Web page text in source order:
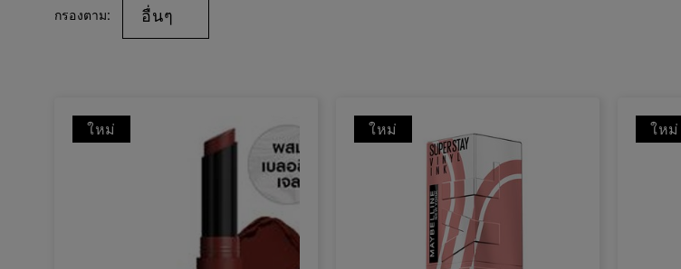
กรองตาม: อื่นๆ
ใหม่ ใหม่ ใหม่